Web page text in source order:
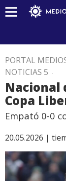
PORTAL
NOTICIAS 5 .
Nacional
Copa
Empató 0-0
20.05.2026 |